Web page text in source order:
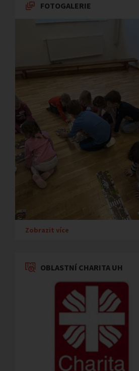
FOTOGALERIE
Zobrazit více
OBLASTNÍ CHARITA UH